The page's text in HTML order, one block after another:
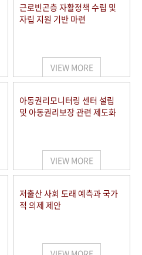
근로빈곤층 자활정책 수립 및
자립 지원 기반 마련
VIEW MORE
아동권리모니터링 센터 설립
및 아동권리보장 관련 제도화
VIEW MORE
저출산 사회 도래 예측과 국가
적 의제 제안